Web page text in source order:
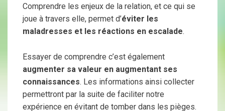
Comprendre les enjeux de la relation, et ce qui se
joue à travers elle, permet d’éviter les
maladresses et les réactions en escalade.
Essayer de comprendre c’est également
augmenter sa valeur en augmentant ses
connaissances. Les informations ainsi collecter
permettront par la suite de faciliter notre
expérience en évitant de tomber dans les pièges.